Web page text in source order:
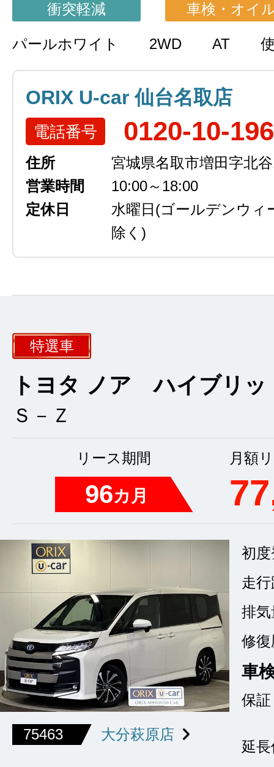
衝突軽減 車検・オイ
パールホワイト 2WD AT
ORIX U-car 仙台名取店
電話番号 0120-10-
住所
宮城県名取市増田字北
営業時間
10:00～18:00
定休日
水曜日 (ゴールデンウィ
除く)
特選車
トヨタ ノア ハイブリッ
Ｓ－Ｚ
リース期間
96カ月
月額
75463 大分萩原店
初
走
排気
修復
車
保証
延